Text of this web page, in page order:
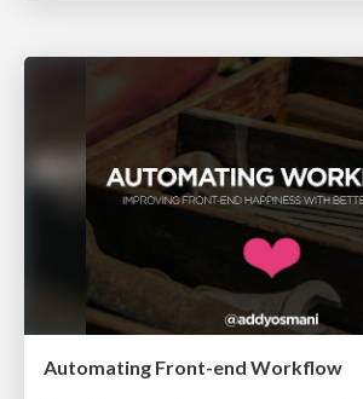
Automating Front-end Workflow